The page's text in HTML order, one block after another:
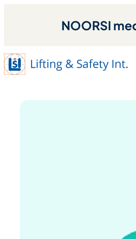
NOORSI